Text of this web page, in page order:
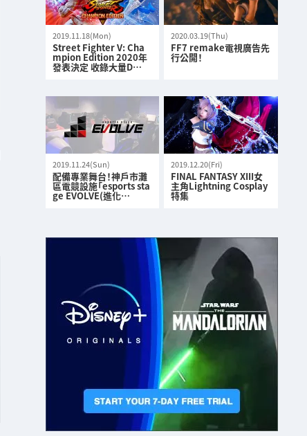
2019.11.18(Mon)
Street Fighter V: Cha
mpion Edition 2020年
發表決定 收錄大量D…
2020.03.19(Thu)
FF7 remake電視廣告先
行公開！
2019.11.24(Sun)
配備專業舞台！神戶市灘
區電競設施「esports sta
ge EVOLVE(進化…
2019.12.20(Fri)
FINAL FANTASY XIII女
主角Lightning Cosplay
特集